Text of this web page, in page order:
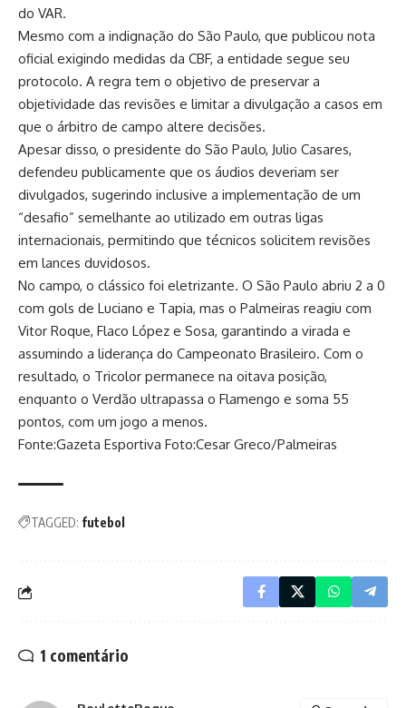
do VAR.
Mesmo com a indignação do São Paulo, que publicou nota
oficial exigindo medidas da CBF, a entidade segue seu
protocolo. A regra tem o objetivo de preservar a
objetividade das revisões e limitar a divulgação a casos em
que o árbitro de campo altere decisões.
Apesar disso, o presidente do São Paulo, Julio Casares,
defendeu publicamente que os áudios deveriam ser
divulgados, sugerindo inclusive a implementação de um
“desafio” semelhante ao utilizado em outras ligas
internacionais, permitindo que técnicos solicitem revisões
em lances duvidosos.
No campo, o clássico foi eletrizante. O São Paulo abriu 2 a 0
com gols de Luciano e Tapia, mas o Palmeiras reagiu com
Vitor Roque, Flaco López e Sosa, garantindo a virada e
assumindo a liderança do Campeonato Brasileiro. Com o
resultado, o Tricolor permanece na oitava posição,
enquanto o Verdão ultrapassa o Flamengo e soma 55
pontos, com um jogo a menos.
Fonte:Gazeta Esportiva Foto:Cesar Greco/Palmeiras
TAGGED: futebol
1 comentário